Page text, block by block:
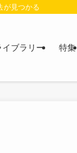
が見つかる
イブラリー 特集